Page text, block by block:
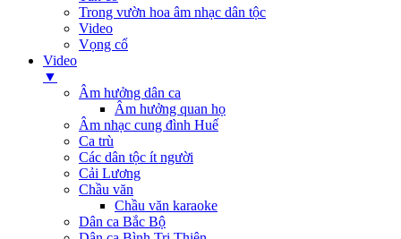
Trong vườn hoa âm nhạc dân tộc
Video
Vọng cổ
Video
▼
Âm hưởng dân ca
Âm hưởng quan họ
Âm nhạc cung đình Huế
Ca trù
Các dân tộc ít người
Cải Lương
Chầu văn
Chầu văn karaoke
Dân ca Bắc Bộ